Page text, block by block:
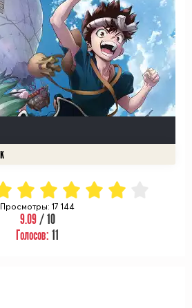
Просмотры: 17 144
9.09/ 10
Голосов: 11